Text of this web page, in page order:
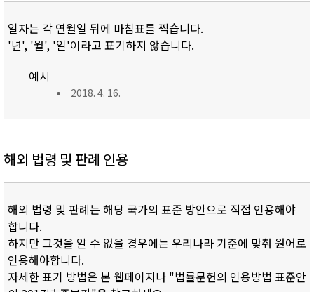
일자는 각 연월일 뒤에 마침표를 찍습니다.
'년', '월', '일'이라고 표기하지 않습니다.
예시
2018. 4. 16.
해외 법령 및 판례 인용
해외 법령 및 판례는 해당 국가의 표준 방안으로 직접 인용해야
합니다.
하지만 그것을 알 수 없을 경우에는 우리나라 기준에 맞춰 원어로
인용해야합니다.
자세한 표기 방법은 본 웹페이지나 "법률문헌의 인용방법 표준안